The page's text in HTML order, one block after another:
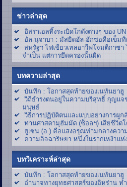
ข่าวล่าสุด
อิสราเอลทิ้งระเบิดโกดังต่างๆ ของ
อัล-นุจาบา : มัสยิดอัล-อักซอคือเข็ม
สหรัฐฯ ไฟเขียวเทลอาวีฟโจมตีกาซา
จำเป็น แต่การยึดครองนั้นผิด
บทความล่าสุด
บันทึก : โอกาสสุดท้ายของเนทันยาฮู
วิถีธำรงตนอยู่ในความบริสุทธิ์ กุญแ
มนุษย์
วิธีการปฏิบัติตนและแบบอย่างการผู
ท่านศาสดามุฮัมมัด (ซ็อลฯ) เสียชีวิต
ฮูเซน (อ.) คือแสงอรุณท่ามกลางคว
ความอิจฉาริษยา หนึ่งในรากเหง้าแ
บทวิเคราะห์ล่าสุด
บันทึก : โอกาสสุดท้ายของเนทันยาฮู
อำนาจทางยุทธศาสตร์ของอิหร่าน ทำ